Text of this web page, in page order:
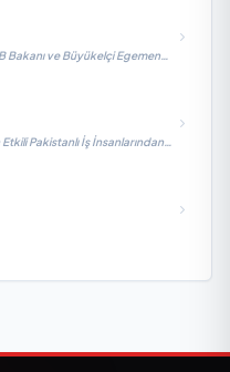
Bakanı ve Büyükelçi Egemen
Pakistanlı İş İnsanlarından